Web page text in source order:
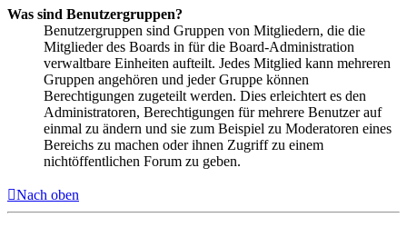
Was sind Benutzergruppen?
Benutzergruppen sind Gruppen von Mitgliedern, die die
Mitglieder des Boards in für die Board-Administration
verwaltbare Einheiten aufteilt. Jedes Mitglied kann mehreren
Gruppen angehören und jeder Gruppe können
Berechtigungen zugeteilt werden. Dies erleichtert es den
Administratoren, Berechtigungen für mehrere Benutzer auf
einmal zu ändern und sie zum Beispiel zu Moderatoren eines
Bereichs zu machen oder ihnen Zugriff zu einem
nichtöffentlichen Forum zu geben.
Nach oben